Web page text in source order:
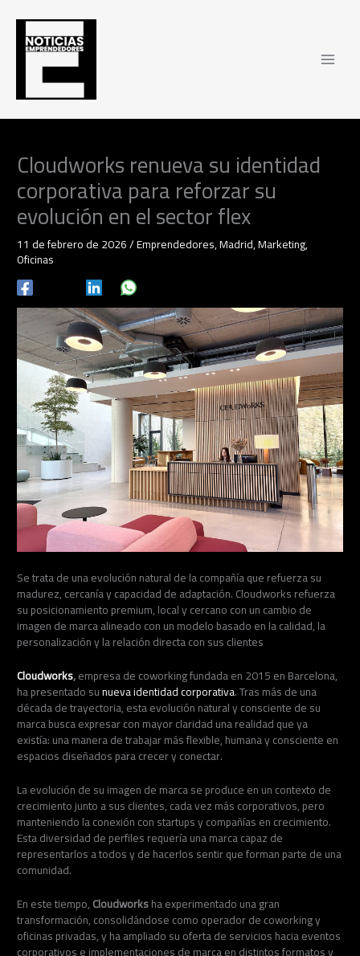
contenido
Cloudworks renueva su identidad
corporativa para reforzar su
evolución en el sector flex
11 de febrero de 2026/Emprendedores,Madrid,Marketing,
Oficinas
Se trata de una evolución natural de la compañía que refuerza su
madurez, cercanía y capacidad de adaptación. Cloudworks refuerza
su posicionamiento premium, local y cercano con un cambio de
imagen de marca alineado con un modelo basado en la calidad, la
personalización y la relación directa con sus clientes
Cloudworks,empresa de coworking fundada en 2015 en Barcelona,
ha presentado sunueva identidad corporativa. Tras más de una
década de trayectoria, esta evolución natural y consciente de su
marca busca expresar con mayor claridad una realidad que ya
existía: una manera de trabajar más flexible, humana y consciente en
espacios diseñados para crecer y conectar.
La evolución de su imagen de marca se produce en un contexto de
crecimiento junto a sus clientes, cada vez más corporativos, pero
manteniendo la conexión con startups y compañías en crecimiento.
Esta diversidad de perfiles requería una marca capaz de
representarlos a todos y de hacerlos sentir que forman parte de una
comunidad.
En este tiempo,Cloudworksha experimentado una gran
transformación, consolidándose como operador de coworking y
oficinas privadas, y ha ampliado su oferta de servicios hacia eventos